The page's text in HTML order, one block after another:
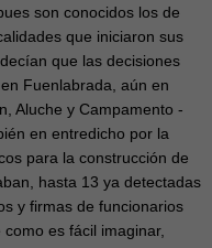
son conocidos los de
que iniciaron sus
que las decisiones
Fuenlabrada, aún en
Aluche y Campamento -
en entredicho por la
para la construcción de
hasta 13 ya detectadas
y firmas de funcionarios
es fácil imaginar,